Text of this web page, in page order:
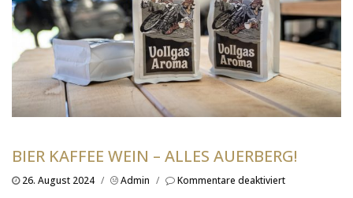
BIER KAFFEE WEIN – ALLES AUERBERG!
26. August 2024 / Admin / Kommentare deaktiviertfür